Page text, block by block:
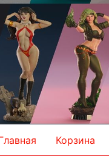
Корзина